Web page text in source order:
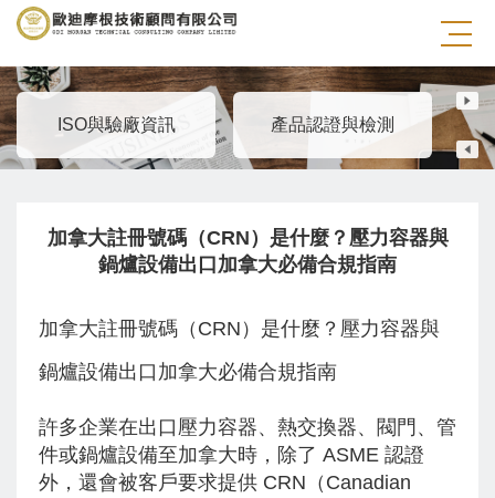
產品認證與檢測
ISO與驗廠資訊 產品認證與檢測
加拿大註冊號碼（CRN）是什麼？壓力容器與
鍋爐設備出口加拿大必備合規指南
加拿大註冊號碼（CRN）是什麼？壓力容器與
鍋爐設備出口加拿大必備合規指南
許多企業在出口壓力容器、熱交換器、閥門、管
件或鍋爐設備至加拿大時，除了 ASME 認證
外，還會被客戶要求提供 CRN（Canadian